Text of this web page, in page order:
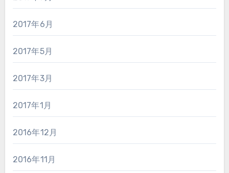
2017年6月
2017年5月
2017年3月
2017年1月
2016年12月
2016年11月